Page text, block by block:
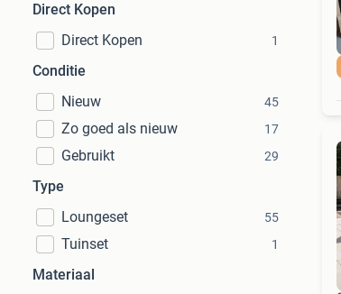
Direct Kopen
Direct Kopen
1
Conditie
Nieuw
45
Zo goed als nieuw 17
Gebruikt 29
Type
Loungeset
55
Tuinset 1
Materiaal